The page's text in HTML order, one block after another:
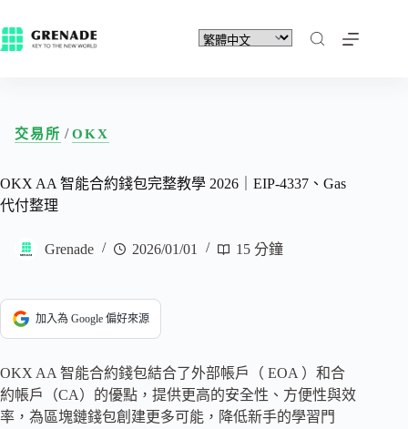
交易所 /OKX
OKX AA 智能合約錢包完整教學 2026｜EIP-4337、Gas
代付整理
Grenade 2026/01/01 15 分鐘
加入為 Google 偏好來源
OKX AA 智能合約錢包結合了外部帳戶（ EOA ）和合
約帳戶（CA）的優點，提供更高的安全性、方便性與效
率，為區塊鏈錢包創建更多可能，降低新手的學習門